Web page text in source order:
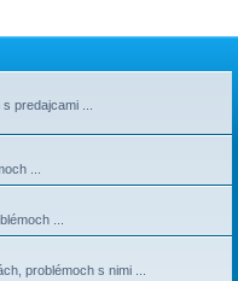
predajcami ...
...
...
problémoch s nimi ...